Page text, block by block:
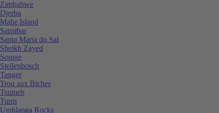
Zimbabwe
Djerba
Mahe Island
Sansibar
Santa Maria do Sal
Sheikh Zayed
Sousse
Stellenbosch
Tanger
Trou aux Biches
Tsumeb
Tunis
Umhlanga Rocks